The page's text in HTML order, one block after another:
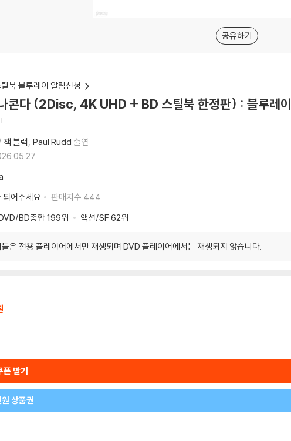
공유하기
북 블루레이 알림신청
콘다 (2Disc, 4K UHD + BD 스틸북 한정판) : 블루레이
잭 블랙 Paul Rudd 출연
되어주세요
판매지수 444
BD종합 199위 액션/SF62위
은 전용 플레이어에서만 재생되며 DVD 플레이어에서는 재생되지 않습니다.
폰 받기
상품권